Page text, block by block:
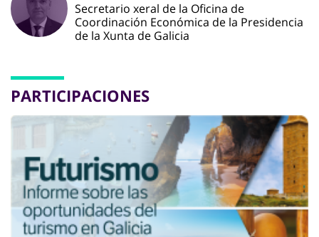
Secretario xeral de la Oficina de
Coordinación Económica de la Presidencia
de la Xunta de Galicia
PARTICIPACIONES